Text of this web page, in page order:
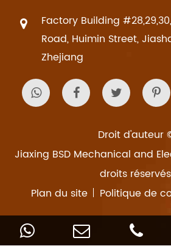
Factory Building
Road, Huimin Street,
Zhejiang
Droit d'auteur
Jiaxing BSD Mechanical and
droits
Plan du site
Politique de